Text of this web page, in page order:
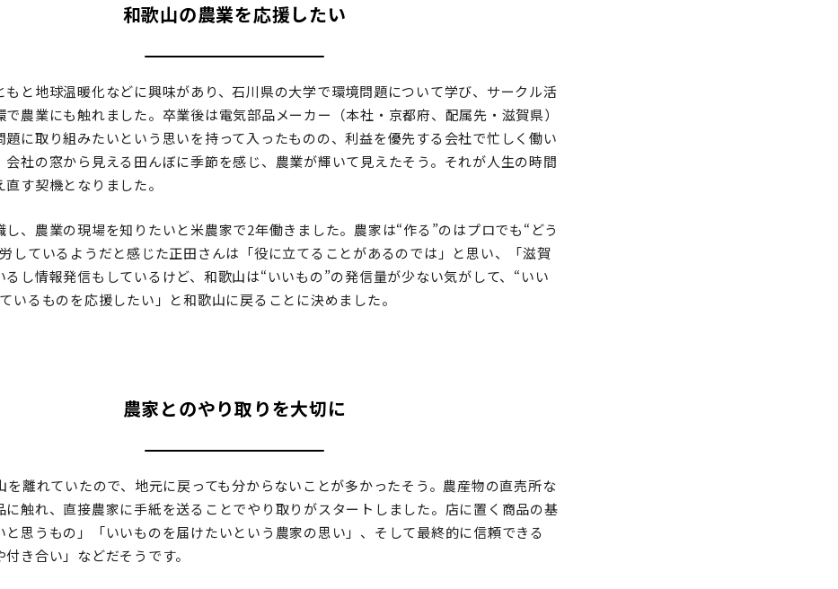
和歌山の農業を応援したい
もと地球温暖化などに興味があり、石川県の大学で環境問題について学び、サークル活
農業にも触れました。卒業後は電気部品メーカー（本社・京都府、配属先・滋賀県）
題に取り組みたいという思いを持って入ったものの、利益を優先する会社で忙しく働い
会社の窓から見える田んぼに季節を感じ、農業が輝いて見えたそう。それが人生の時間
す契機となりました。
し、農業の現場を知りたいと米農家で2年働きました。農家は“作る”のはプロでも“どう
しているようだと感じた正田さんは「役に立てることがあるのでは」と思い、「滋賀
るし情報発信もしているけど、和歌山は“いいもの”の発信量が少ない気がして、“いい
いるものを応援したい」と和歌山に戻ることに決めました。
農家とのやり取りを大切に
を離れていたので、地元に戻っても分からないことが多かったそう。農産物の直売所な
に触れ、直接農家に手紙を送ることでやり取りがスタートしました。店に置く商品の基
と思うもの」「いいものを届けたいという農家の思い」、そして最終的に信頼できる
付き合い」などだそうです。